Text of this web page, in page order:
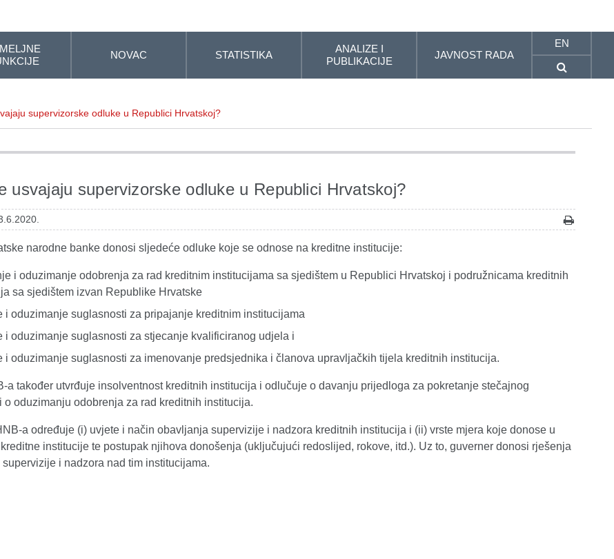
NOVAC STATISTIKA
ANALIZE I
PUBLIKACIJE
JAVNOST RADA
EN
supervizorske odluke u Republici Hrvatskoj?
usvajaju supervizorske odluke u Republici Hrvatskoj?
narodne banke donosi sljedeće odluke koje se odnose na kreditne institucije:
i oduzimanje odobrenja za rad kreditnim institucijama sa sjedištem u Republici Hrvatskoj i podružnicama kreditnih
sa sjedištem izvan Republike Hrvatske
i oduzimanje suglasnosti za pripajanje kreditnim institucijama
i oduzimanje suglasnosti za stjecanje kvalificiranog udjela i
i oduzimanje suglasnosti za imenovanje predsjednika i članova upravljačkih tijela kreditnih institucija.
a također utvrđuje insolventnost kreditnih institucija i odlučuje o davanju prijedloga za pokretanje stečajnog
o oduzimanju odobrenja za rad kreditnih institucija.
a određuje (i) uvjete i način obavljanja supervizije i nadzora kreditnih institucija i (ii) vrste mjera koje donose u
institucije te postupak njihova donošenja (uključujući redoslijed, rokove, itd.). Uz to, guverner donosi rješenja
supervizije i nadzora nad tim institucijama.